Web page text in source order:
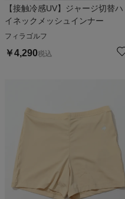
【接触冷感UV】ジャージ切替ハ
イネックメッシュインナー
フィラゴルフ
￥4,290税込